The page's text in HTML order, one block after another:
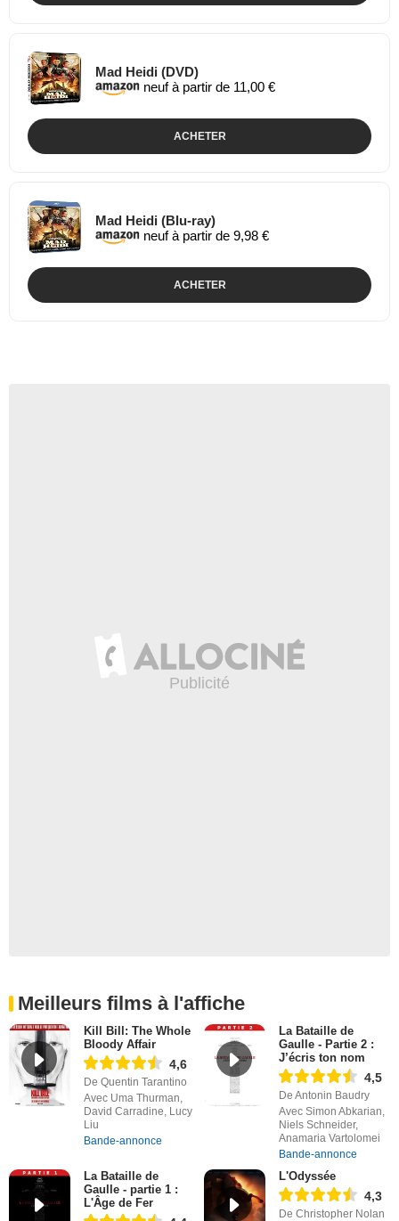
Mad Heidi (DVD)
neuf à partir de 11,00 €
ACHETER
Mad Heidi (Blu-ray)
neuf à partir de 9,98 €
ACHETER
Meilleurs films à l'affiche
Kill Bill: The Whole
Bloody Affair
4,6
De Quentin Tarantino
Avec Uma Thurman,
David Carradine, Lucy
Liu
Bande-annonce
La Bataille de
Gaulle - Partie 2 :
J’écris ton nom
4,5
De Antonin Baudry
Avec Simon Abkarian,
Niels Schneider,
Anamaria Vartolomei
Bande-annonce
La Bataille de
Gaulle - partie 1 :
L'Âge de Fer
L'Odyssée
4,3
De Christopher Nolan